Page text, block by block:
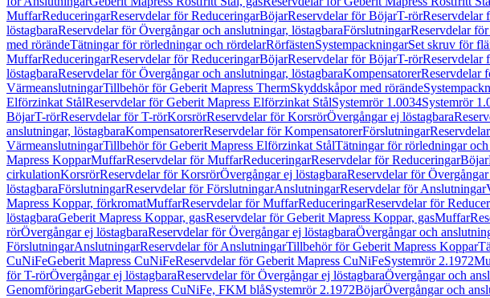
MuffarReduceringarReservdelar för ReduceringarBöjarReservdelar för BöjarT-rörReservdelar
löstagbaraReservdelar för Övergångar och anslutningar, löstagbaraFörslutningarReservdelar
med rörändeTätningar för rörledningar och rördelarRörfästenSystempackningarSet skruv för
MuffarReduceringarReservdelar för ReduceringarBöjarReservdelar för BöjarT-rörReservdelar
löstagbaraReservdelar för Övergångar och anslutningar, löstagbaraKompensatorerReservdelar
VärmeanslutningarTillbehör för Geberit Mapress ThermSkyddskåpor med rörände
Elförzinkat StålReservdelar för Geberit Mapress Elförzinkat StålSystemrör 1.0034Systemrör
BöjarT-rörReservdelar för T-rörKorsrörReservdelar för KorsrörÖvergångar ej löstagbara
anslutningar, löstagbaraKompensatorerReservdelar för KompensatorerFörslutningar
VärmeanslutningarTillbehör för Geberit Mapress Elförzinkat StålTätningar för rörledningar
Mapress KopparMuffarReservdelar för MuffarReduceringarReservdelar för ReduceringarBöjar
cirkulationKorsrörReservdelar för KorsrörÖvergångar ej löstagbaraReservdelar för
löstagbaraFörslutningarReservdelar för FörslutningarAnslutningarReservdelar för Anslutningar
Mapress Koppar, förkromatMuffarReservdelar för MuffarReduceringarReservdelar för
löstagbaraGeberit Mapress Koppar, gasReservdelar för Geberit Mapress Koppar, gasMuffar
rörÖvergångar ej löstagbaraReservdelar för Övergångar ej löstagbaraÖvergångar och
FörslutningarAnslutningarReservdelar för AnslutningarTillbehör för Geberit Mapress Koppar
CuNiFeGeberit Mapress CuNiFeReservdelar för Geberit Mapress CuNiFeSystemrör 2.1972
för T-rörÖvergångar ej löstagbaraReservdelar för Övergångar ej löstagbaraÖvergångar och
GenomföringarGeberit Mapress CuNiFe, FKM blåSystemrör 2.1972BöjarÖvergångar och